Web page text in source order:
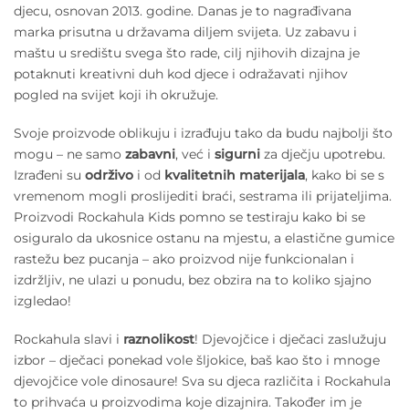
djecu, osnovan 2013. godine. Danas je to nagrađivana
marka prisutna u državama diljem svijeta. Uz zabavu i
maštu u središtu svega što rade, cilj njihovih dizajna je
potaknuti kreativni duh kod djece i odražavati njihov
pogled na svijet koji ih okružuje.
Svoje proizvode oblikuju i izrađuju tako da budu najbolji što
mogu – ne samo zabavni, već i sigurni za dječju upotrebu.
Izrađeni su održivo i od kvalitetnih materijala, kako bi se s
vremenom mogli proslijediti braći, sestrama ili prijateljima.
Proizvodi Rockahula Kids pomno se testiraju kako bi se
osiguralo da ukosnice ostanu na mjestu, a elastične gumice
rastežu bez pucanja – ako proizvod nije funkcionalan i
izdržljiv, ne ulazi u ponudu, bez obzira na to koliko sjajno
izgledao!
Rockahula slavi i raznolikost! Djevojčice i dječaci zaslužuju
izbor – dječaci ponekad vole šljokice, baš kao što i mnoge
djevojčice vole dinosaure! Sva su djeca različita i Rockahula
to prihvaća u proizvodima koje dizajnira. Također im je